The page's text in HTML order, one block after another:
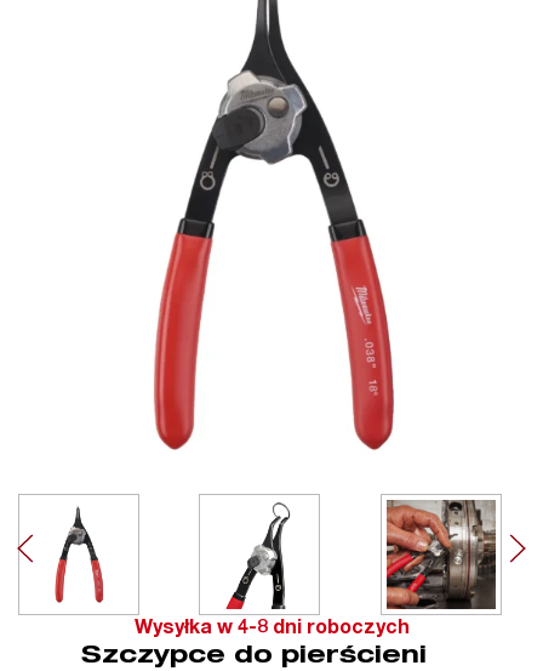
Wysyłka w 4-8 dni roboczych
Szczypce do pierścieni